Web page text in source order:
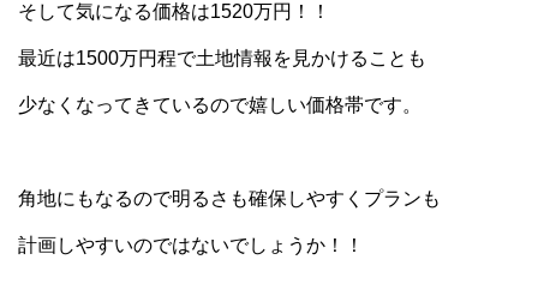
そして気になる価格は1520万円！！
最近は1500万円程で土地情報を見かけることも
少なくなってきているので嬉しい価格帯です。
角地にもなるので明るさも確保しやすくプランも
計画しやすいのではないでしょうか！！